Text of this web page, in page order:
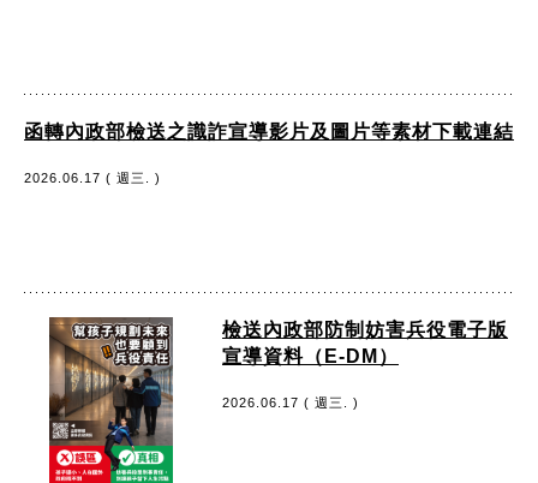
函轉內政部檢送之識詐宣導影片及圖片等素材下載連結
2026.06.17 ( 週三. )
檢送內政部防制妨害兵役電子版
宣導資料（E-DM）
2026.06.17 ( 週三. )